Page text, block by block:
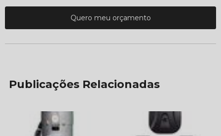
Quero meu orçamento
Publicações Relacionadas